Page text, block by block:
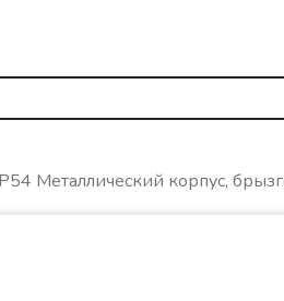
Металлический корпус,